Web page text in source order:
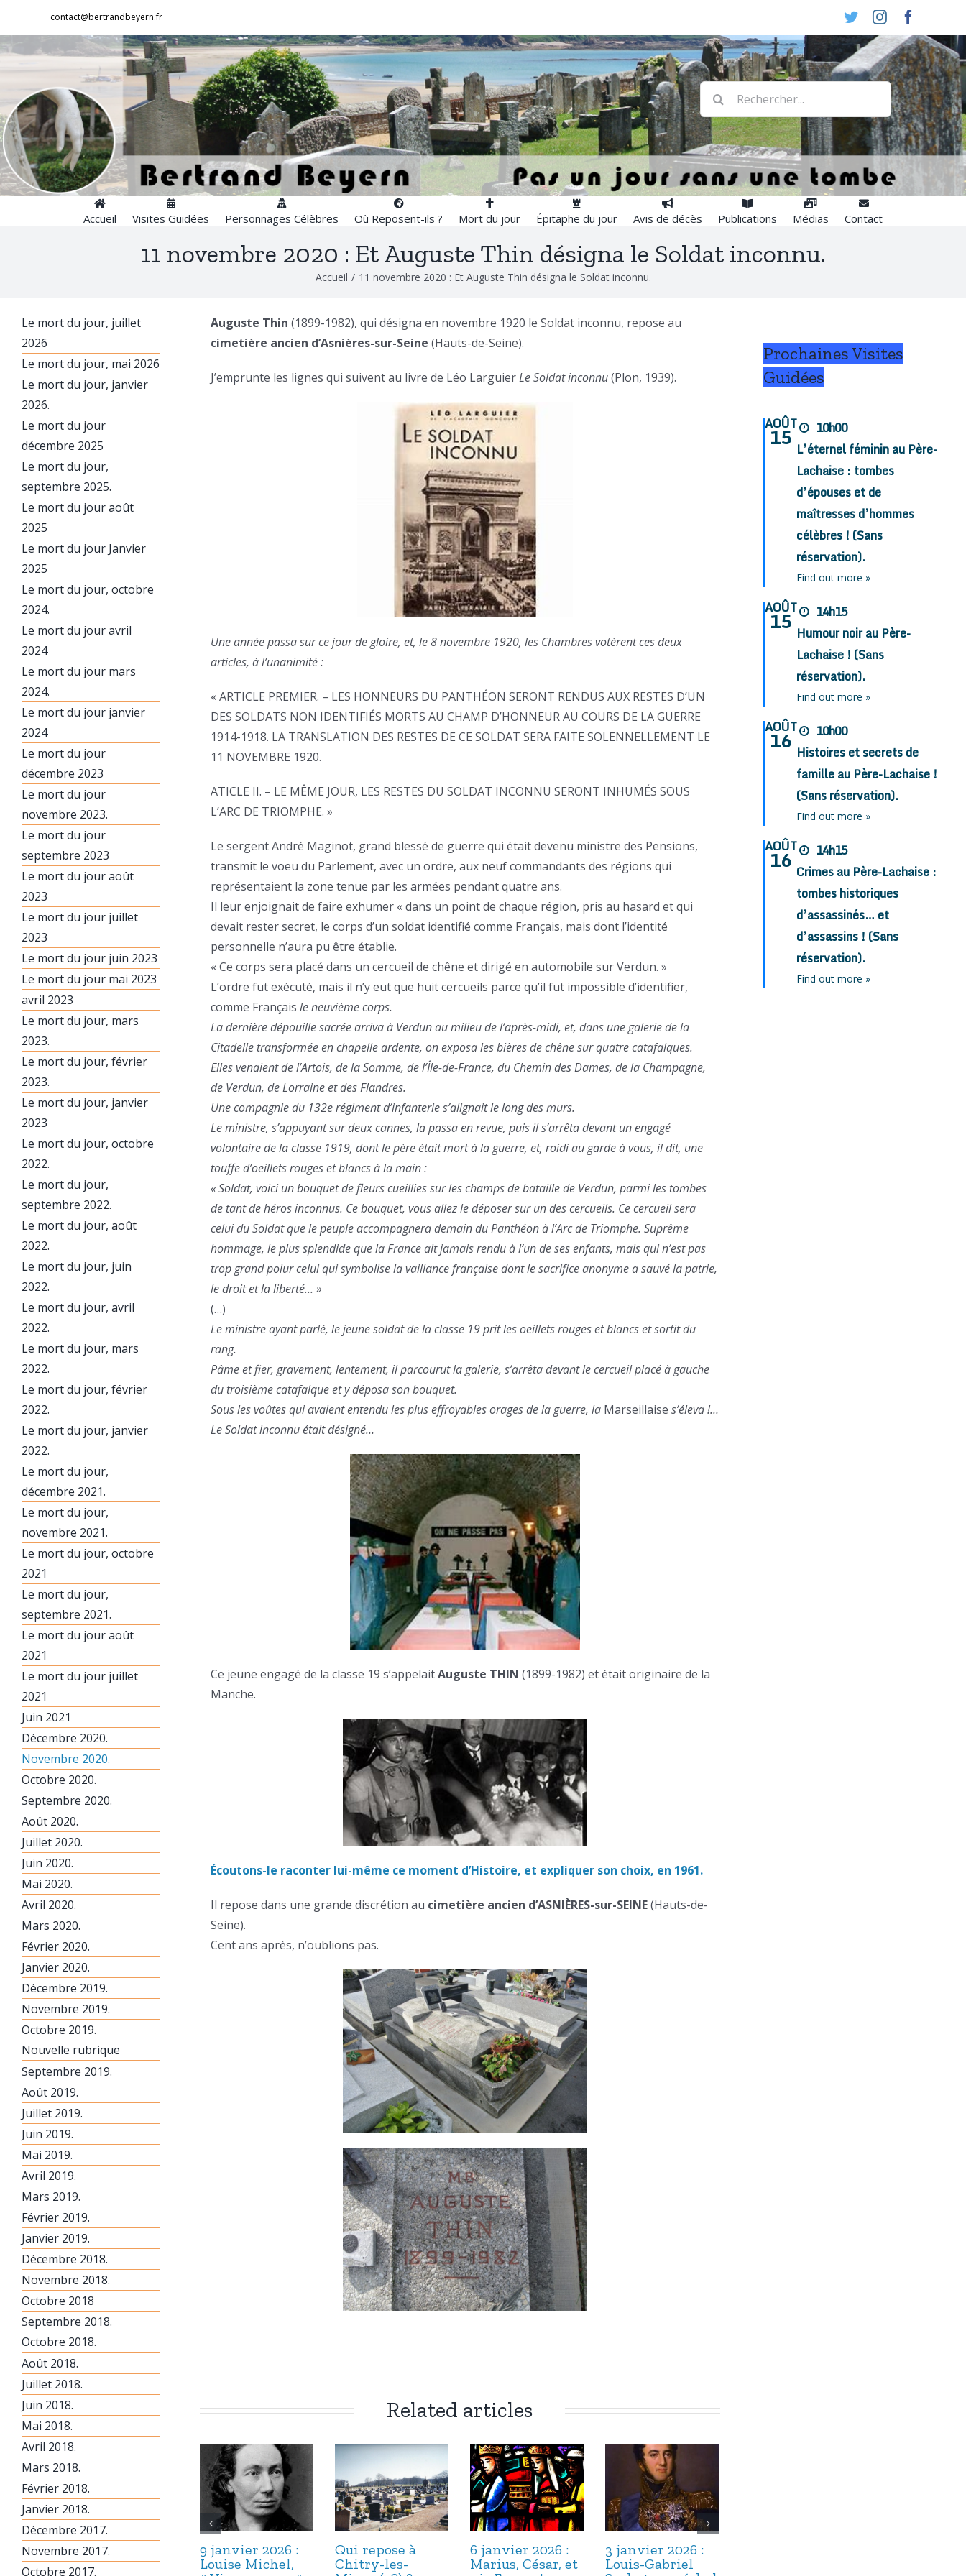
contenu
contact@bertrandbeyern.fr TwitterInstagram
Rechercher:
Accueil Visites Guidées Personnages Célèbres Où Reposent-ils ? Mort du jour Épitaphe du jour Avis de décès Publications Médias Contact
11 novembre 2020 : Et Auguste Thin désigna le Soldat inconnu.
Accueil / 11 novembre 2020 : Et Auguste Thin désigna le Soldat inconnu.
Auguste Thin (1899-1982), qui désigna en novembre 1920 le Soldat inconnu, repose au
cimetière ancien d’Asnières-sur-Seine (Hauts-de-Seine).
J’emprunte les lignes qui suivent au livre de Léo LarguierLe Soldat inconnu(Plon, 1939).
Une année passa sur ce jour de gloire, et, le 8 novembre 1920, les Chambres votèrent ces deux
articles, à l’unanimité :
« ARTICLE PREMIER. – LES HONNEURS DU PANTHÉON SERONT RENDUS AUX RESTES D’UN
DES SOLDATS NON IDENTIFIÉS MORTS AU CHAMP D’HONNEUR AU COURS DE LA GUERRE
1914-1918. LA TRANSLATION DES RESTES DE CE SOLDAT SERA FAITE SOLENNELLEMENT LE
11 NOVEMBRE 1920.
ATICLE II. – LE MÊME JOUR, LES RESTES DU SOLDAT INCONNU SERONT INHUMÉS SOUS
L’ARC DE TRIOMPHE. »
Le sergent André Maginot, grand blessé de guerre qui était devenu ministre des Pensions,
transmit le voeu du Parlement, avec un ordre, aux neuf commandants des régions qui
représentaient la zone tenue par les armées pendant quatre ans.
Il leur enjoignait de faire exhumer « dans un point de chaque région, pris au hasard et qui
devait rester secret, le corps d’un soldat identifié comme Français, mais dont l’identité
personnelle n’aura pu être établie.
« Ce corps sera placé dans un cercueil de chêne et dirigé en automobile sur Verdun. »
L’ordre fut exécuté, mais il n’y eut que huit cercueils parce qu’il fut impossible d’identifier,
comme Français le neuvième corps.
La dernière dépouille sacrée arriva à Verdun au milieu de l’après-midi, et, dans une galerie de la
Citadelle transformée en chapelle ardente, on exposa les bières de chêne sur quatre catafalques.
Elles venaient de l’Artois, de la Somme, de l’Île-de-France, du Chemin des Dames, de la Champagne,
de Verdun, de Lorraine et des Flandres.
Une compagnie du 132e régiment d’infanterie s’alignait le long des murs.
Le ministre, s’appuyant sur deux cannes, la passa en revue, puis il s’arrêta devant un engagé
volontaire de la classe 1919, dont le père était mort à la guerre, et, roidi au garde à vous, il dit, une
touffe d’oeillets rouges et blancs à la main :
« Soldat, voici un bouquet de fleurs cueillies sur les champs de bataille de Verdun, parmi les tombes
de tant de héros inconnus. Ce bouquet, vous allez le déposer sur un des cercueils. Ce cercueil sera
celui du Soldat que le peuple accompagnera demain du Panthéon à l’Arc de Triomphe. Suprême
hommage, le plus splendide que la France ait jamais rendu à l’un de ses enfants, mais qui n’est pas
trop grand poiur celui qui symbolise la vaillance française dont le sacrifice anonyme a sauvé la patrie,
le droit et la liberté… »
(…)
Le ministre ayant parlé, le jeune soldat de la classe 19 prit les oeillets rouges et blancs et sortit du
rang.
Pâme et fier, gravement, lentement, il parcourut la galerie, s’arrêta devant le cercueil placé à gauche
du troisième catafalque et y déposa son bouquet.
Sous les voûtes qui avaient entendu les plus effroyables orages de la guerre, laMarseillaise s’éleva !…
Le Soldat inconnu était désigné…
Ce jeune engagé de la classe 19 s’appelaitAuguste THIN (1899-1982) et était originaire de la
Manche.
Écoutons-le raconter lui-même ce moment d’Histoire, et expliquer son choix, en 1961.
Il repose dans une grande discrétion au cimetière ancien d’ASNIÈRES-sur-SEINE(Hauts-de-
Seine).
Cent ans après, n’oublions pas.
Related articles
9 janvier 2026 :
Louise Michel,
Qui repose à
Chitry-les-
6 janvier 2026 :
Marius, César, et
3 janvier 2026 :
Louis-Gabriel
Le mort du jour, juillet
2026
Le mort du jour, mai 2026
Le mort du jour, janvier
2026.
Le mort du jour
décembre 2025
Le mort du jour,
septembre 2025.
Le mort du jour août
2025
Le mort du jour Janvier
2025
Le mort du jour, octobre
2024.
Le mort du jour avril
2024
Le mort du jour mars
2024.
Le mort du jour janvier
2024
Le mort du jour
décembre 2023
Le mort du jour
novembre 2023.
Le mort du jour
septembre 2023
Le mort du jour août
2023
Le mort du jour juillet
2023
Le mort du jour juin 2023
Le mort du jour mai 2023
avril 2023
Le mort du jour, mars
2023.
Le mort du jour, février
2023.
Le mort du jour, janvier
2023
Le mort du jour, octobre
2022.
Le mort du jour,
septembre 2022.
Le mort du jour, août
2022.
Le mort du jour, juin
2022.
Le mort du jour, avril
2022.
Le mort du jour, mars
2022.
Le mort du jour, février
2022.
Le mort du jour, janvier
2022.
Le mort du jour,
décembre 2021.
Le mort du jour,
novembre 2021.
Le mort du jour, octobre
2021
Le mort du jour,
septembre 2021.
Le mort du jour août
2021
Le mort du jour juillet
2021
Juin 2021
Décembre 2020.
Novembre 2020.
Octobre 2020.
Septembre 2020.
Août 2020.
Juillet 2020.
Juin 2020.
Mai 2020.
Avril 2020.
Mars 2020.
Février 2020.
Janvier 2020.
Décembre 2019.
Novembre 2019.
Octobre 2019.
Nouvelle rubrique
Septembre 2019.
Août 2019.
Juillet 2019.
Juin 2019.
Mai 2019.
Avril 2019.
Mars 2019.
Février 2019.
Janvier 2019.
Décembre 2018.
Novembre 2018.
Octobre 2018
Septembre 2018.
Octobre 2018.
Août 2018.
Juillet 2018.
Juin 2018.
Mai 2018.
Avril 2018.
Mars 2018.
Février 2018.
Janvier 2018.
Décembre 2017.
Novembre 2017.
Octobre 2017.
Prochaines Visites
Guidées
AOÛT
15
10h00
L’éternel féminin au Père-
Lachaise : tombes
d’épouses et de
maîtresses d’hommes
célèbres ! (Sans
réservation).
Find out more »
AOÛT
15
14h15
Humour noir au Père-
Lachaise ! (Sans
réservation).
Find out more »
AOÛT
16
10h00
Histoires et secrets de
famille au Père-Lachaise !
(Sans réservation).
Find out more »
AOÛT
16
14h15
Crimes au Père-Lachaise :
tombes historiques
d’assassinés… et
d’assassins ! (Sans
réservation).
Find out more »